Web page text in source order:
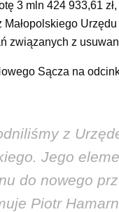
3 mln 424 933,61
z
Sącza na
z
Jego
do nowego
Piotr